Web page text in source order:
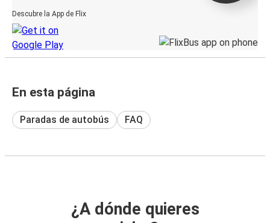
Descubre la App de Flix
En esta página
Paradas de autobús FAQ
¿A dónde quieres